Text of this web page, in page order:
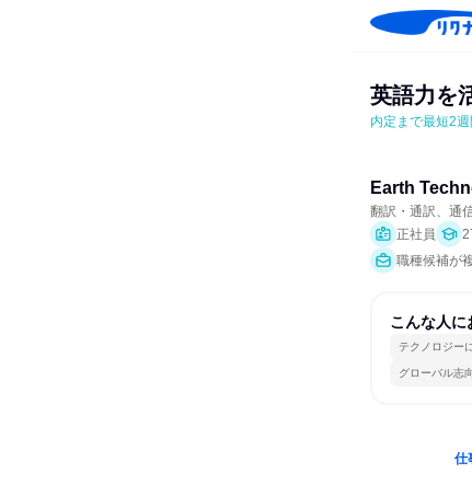
英語力を
内定まで最短2
Earth
翻訳・通訳、通
正社員
職種候補が
こんな人に
テクノロジー
グローバル志
仕